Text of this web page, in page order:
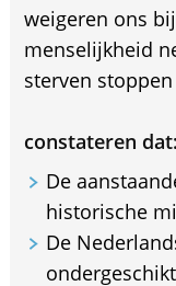
weigeren ons
menselijkheid
sterven stoppen
constateren dat:
De
historische
De